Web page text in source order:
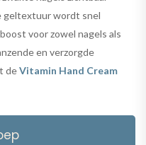
geltextuur wordt snel
voor zowel nagels als
en verzorgde
deVitamin Hand Cream